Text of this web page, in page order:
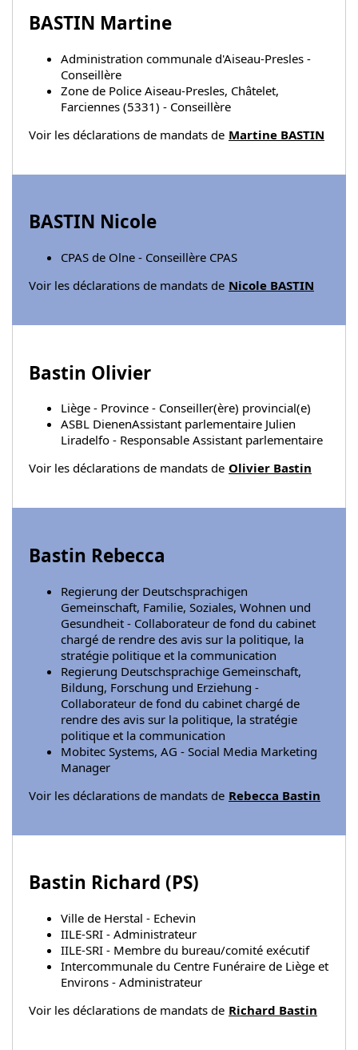
BASTIN Martine
Administration communale d'Aiseau-Presles -
Conseillère
Zone de Police Aiseau-Presles, Châtelet,
Farciennes (5331) - Conseillère
Voir les déclarations de mandats de Martine BASTIN
BASTIN Nicole
CPAS de Olne - Conseillère CPAS
Voir les déclarations de mandats de Nicole BASTIN
Bastin Olivier
Liège - Province - Conseiller(ère) provincial(e)
ASBL DienenAssistant parlementaire Julien
Liradelfo - Responsable Assistant parlementaire
Voir les déclarations de mandats de Olivier Bastin
Bastin Rebecca
Regierung der Deutschsprachigen
Gemeinschaft, Familie, Soziales, Wohnen und
Gesundheit - Collaborateur de fond du cabinet
chargé de rendre des avis sur la politique, la
stratégie politique et la communication
Regierung Deutschsprachige Gemeinschaft,
Bildung, Forschung und Erziehung -
Collaborateur de fond du cabinet chargé de
rendre des avis sur la politique, la stratégie
politique et la communication
Mobitec Systems, AG - Social Media Marketing
Manager
Voir les déclarations de mandats de Rebecca Bastin
Bastin Richard (PS)
Ville de Herstal - Echevin
IILE-SRI - Administrateur
IILE-SRI - Membre du bureau/comité exécutif
Intercommunale du Centre Funéraire de Liège et
Environs - Administrateur
Voir les déclarations de mandats de Richard Bastin